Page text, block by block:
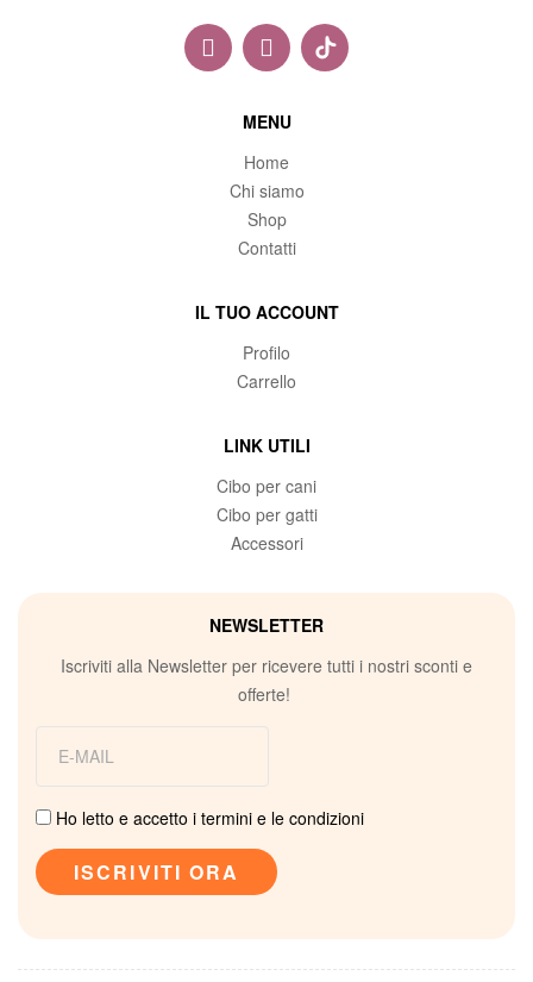
MENU
Home
Chi siamo
Shop
Contatti
IL TUO ACCOUNT
Profilo
Carrello
LINK UTILI
Cibo per cani
Cibo per gatti
Accessori
NEWSLETTER
Iscriviti alla Newsletter per ricevere tutti i nostri sconti e
offerte!
Ho letto e accetto i termini e le condizioni